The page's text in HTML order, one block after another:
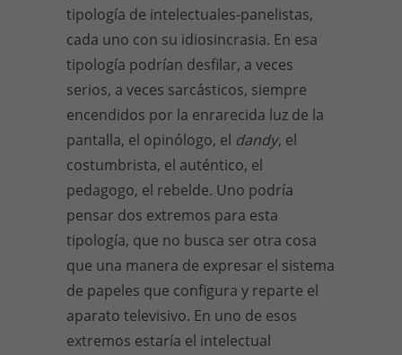
tipología de intelectuales-panelistas,
cada uno con su idiosincrasia. En esa
tipología podrían desfilar, a veces
serios, a veces sarcásticos, siempre
encendidos por la enrarecida luz de la
pantalla, el opinólogo, el dandy, el
costumbrista, el auténtico, el
pedagogo, el rebelde. Uno podría
pensar dos extremos para esta
tipología, que no busca ser otra cosa
que una manera de expresar el sistema
de papeles que configura y reparte el
aparato televisivo. En uno de esos
extremos estaría el intelectual